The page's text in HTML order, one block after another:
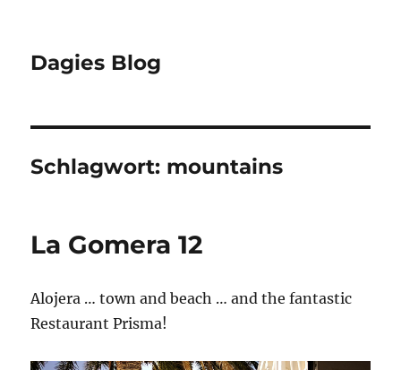
Dagies Blog
Schlagwort: mountains
La Gomera 12
Alojera … town and beach … and the fantastic
Restaurant Prisma!